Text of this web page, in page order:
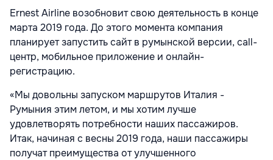
Ernest Airline возобновит свою деятельность в конце
марта 2019 года. До этого момента компания
планирует запустить сайт в румынской версии, call-
центр, мобильное приложение и онлайн-
регистрацию.
«Мы довольны запуском маршрутов Италия -
Румыния этим летом, и мы хотим лучше
удовлетворять потребности наших пассажиров.
Итак, начиная с весны 2019 года, наши пассажиры
получат преимущества от улучшенного